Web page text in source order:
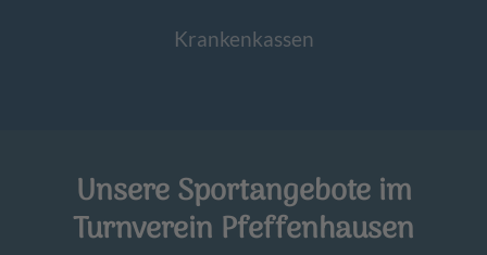
Krankenkassen
Unsere Sportangebote im
Turnverein Pfeffenhausen